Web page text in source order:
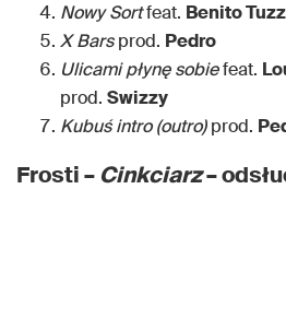
Nowy Sortfeat. Benito
X Barsprod. Pedro
Ulicami płynę sobiefeat.
prod. Swizzy
Kubuś intro (outro)prod.
Frosti – Cinkciarz–